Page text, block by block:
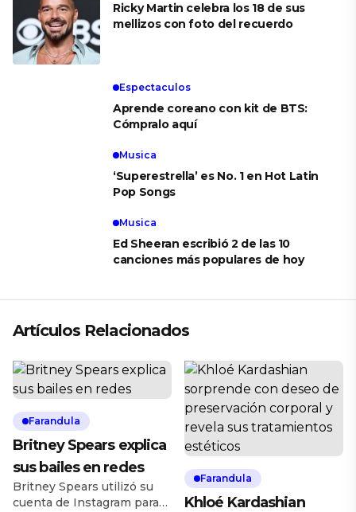
Ricky Martin celebra los 18 de sus
mellizos con foto del recuerdo
Espectaculos
Aprende coreano con kit de BTS:
Cómpralo aquí
Musica
‘Superestrella’ es No. 1 en Hot Latin
Pop Songs
Musica
Ed Sheeran escribió 2 de las 10
canciones más populares de hoy
Artículos Relacionados
Farandula
Britney Spears explica
sus bailes en redes
Britney Spears utilizó su
cuenta de Instagram para
Farandula
Khloé Kardashian